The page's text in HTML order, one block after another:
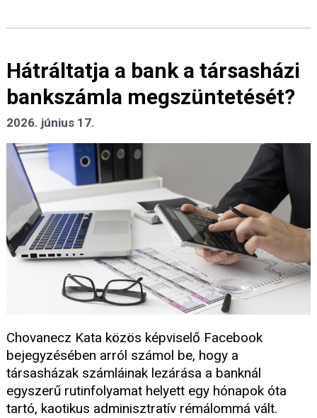
Hátráltatja a bank a társasházi
bankszámla megszüntetését?
2026. június 17.
Chovanecz Kata közös képviselő Facebook
bejegyzésében arról számol be, hogy a
társasházak számláinak lezárása a banknál
egyszerű rutinfolyamat helyett egy hónapok óta
tartó, kaotikus adminisztratív rémálommá vált.